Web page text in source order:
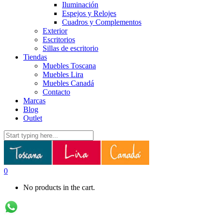
Iluminación
Espejos y Relojes
Cuadros y Complementos
Exterior
Escritorios
Sillas de escritorio
Tiendas
Muebles Toscana
Muebles Lira
Muebles Canadá
Contacto
Marcas
Blog
Outlet
0
No products in the cart.